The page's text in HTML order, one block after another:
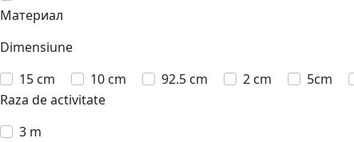
Материал
Dimensiune
15 cm
10 cm 92.5 cm 2 cm 5cm
Raza de activitate
3 m